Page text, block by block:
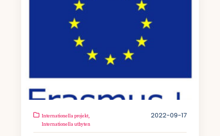
Internationella projekt,
Internationella utbyten
2022-09-17